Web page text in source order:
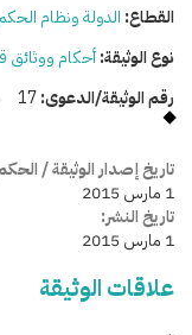
القطاع: الدولة ونظام
نوع الوثيقة:أحكام ووثائق
رقم الوثيقة/الدعوى:17
تاريخ إصدار الوثيقة /
1 مارس 2015
تاريخ النشر:
1 مارس 2015
علاقات الوثيقة